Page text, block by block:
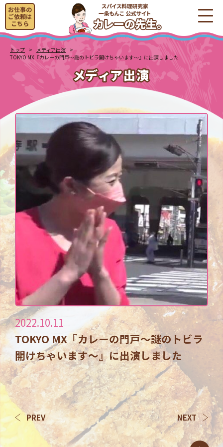
お仕事の
ご依頼は
こちら
トップ
メディア出演
TOKYO MX『カレーの門戸～謎のトビラ開けちゃいます～』に出演しました
2022.10.11
TOKYO MX『カレーの門戸～謎のトビラ
開けちゃいます～』に出演しました
PREV NEXT